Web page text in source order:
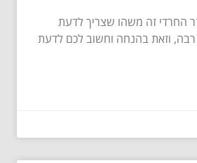
החרדי זה משהו שצריך לדעת
וזאת בהנחה וחשוב לכם לדעת